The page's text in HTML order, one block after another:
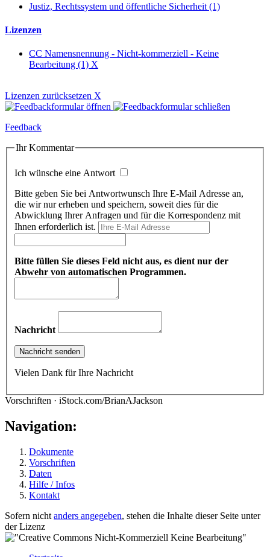
Justiz, Rechtssystem und öffentliche Sicherheit (1)
Lizenzen
CC Namensnennung - Nicht-kommerziell - Keine
Bearbeitung (1) X
Lizenzen zurücksetzen X
Feedback
Ihr Kommentar
Ich wünsche eine Antwort
Bitte geben Sie bei Antwortwunsch Ihre E-Mail Adresse an,
die wir nur erheben und speichern, soweit dies für die
Abwicklung Ihrer Anfragen und für die Korrespondenz mit
Ihnen erforderlich ist.
Bitte füllen Sie dieses Feld nicht aus, es dient nur der
Abwehr von automatischen Programmen.
Nachricht
Vielen Dank für Ihre Nachricht
Vorschriften · iStock.com/BrianAJackson
Navigation:
Dokumente
Vorschriften
Daten
Hilfe / Infos
Kontakt
Sofern nicht anders angegeben, stehen die Inhalte dieser Seite unter
der Lizenz